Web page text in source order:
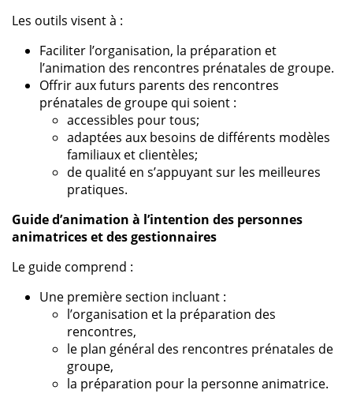
Les outils visent à :
Faciliter l’organisation, la préparation et
l’animation des rencontres prénatales de groupe.
Offrir aux futurs parents des rencontres
prénatales de groupe qui soient :
accessibles pour tous;
adaptées aux besoins de différents modèles
familiaux et clientèles;
de qualité en s’appuyant sur les meilleures
pratiques.
Guide d’animation à l’intention des personnes
animatrices et des gestionnaires
Le guide comprend :
Une première section incluant :
l’organisation et la préparation des
rencontres,
le plan général des rencontres prénatales de
groupe,
la préparation pour la personne animatrice.